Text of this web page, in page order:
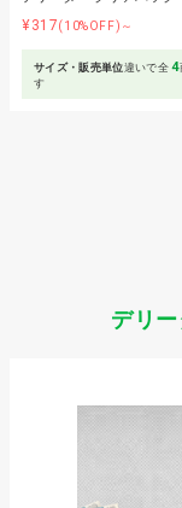
¥317(10%OFF)～
サイズ・販売単位違いで全4
す
デリ